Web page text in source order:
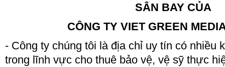
SÂN BAY CỦA
CÔNG TY VIET GREEN
- Công ty chúng tôi là địa chỉ uy tín có nhiều
trong lĩnh vực cho thuê bảo vệ, vệ sỹ thực